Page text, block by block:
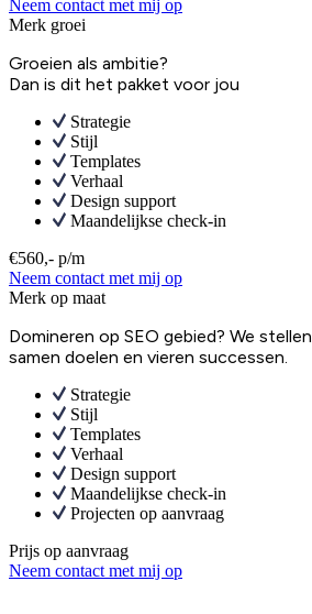
Neem contact met mij op
Merk groei
Groeien als ambitie?
Dan is dit het pakket voor jou
Strategie
Stijl
Templates
Verhaal
Design support
Maandelijkse check-in
€560,- p/m
Neem contact met mij op
Merk op maat
Domineren op SEO gebied? We stellen
samen doelen en vieren successen.
Strategie
Stijl
Templates
Verhaal
Design support
Maandelijkse check-in
Projecten op aanvraag
Prijs op aanvraag
Neem contact met mij op